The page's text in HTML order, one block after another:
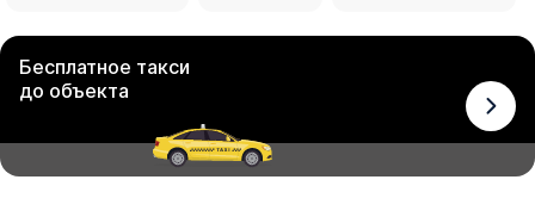
Бесплатное такси
до объекта